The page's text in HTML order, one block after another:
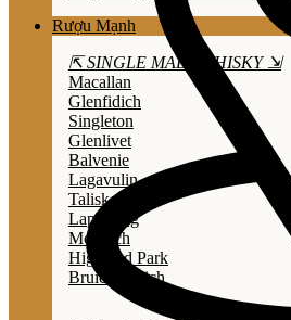
Rượu Mạnh
⇱ SINGLE MALT WHISKY ⇲
Macallan
Glenfidich
Singleton
Glenlivet
Balvenie
Lagavulin
Talisker
Laphroaig
Mortlach
Highland Park
Bruichladdich